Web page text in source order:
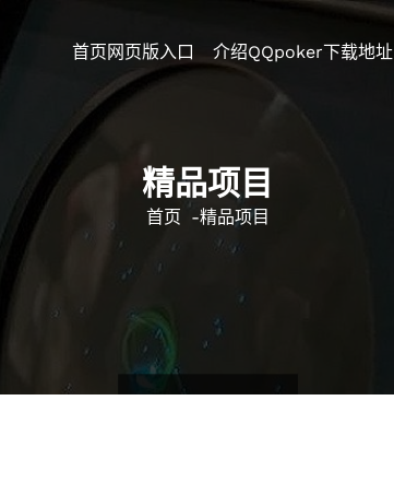
首页网页版入口 介绍QQpoker下载地址
精品项目
首页 -精品项目